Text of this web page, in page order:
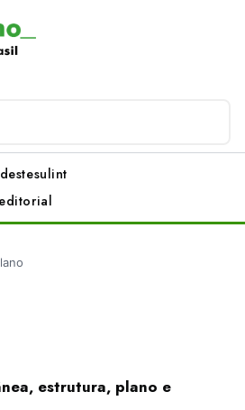
sulint
editorial
estrutura, plano e